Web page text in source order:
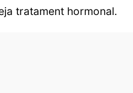
tratament hormonal.